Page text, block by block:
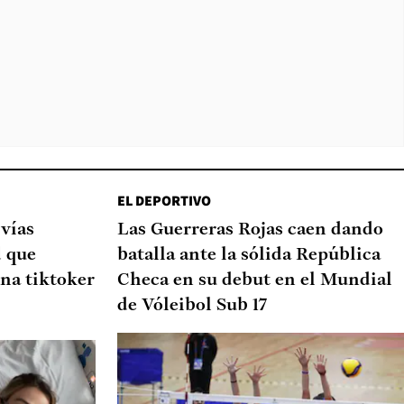
que
tiktoker
EL DEPORTIVO
Las Guerreras Rojas caen dando
batalla ante la sólida República
Checa en su debut en el Mundial
de Vóleibol Sub 17